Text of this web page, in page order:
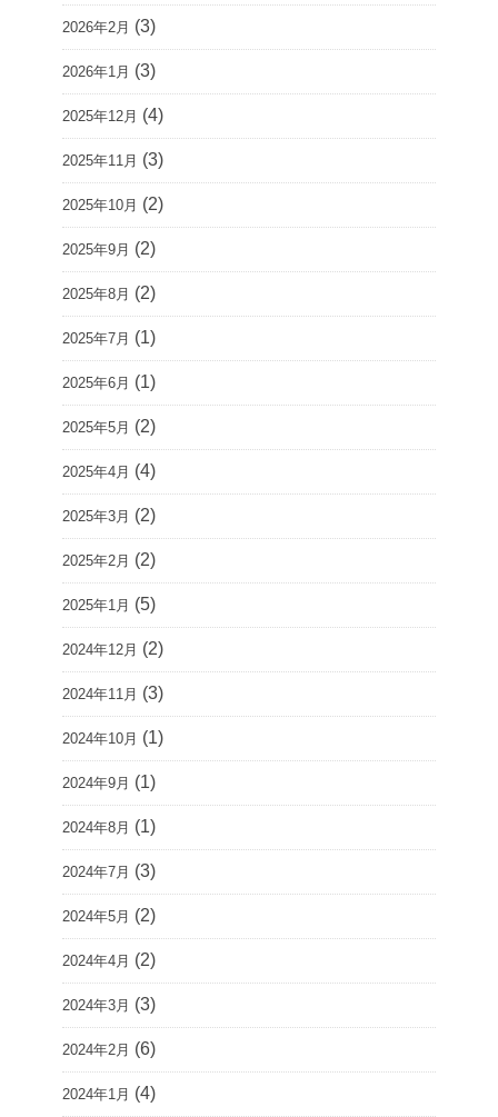
2026年2月 (3)
2026年1月 (3)
2025年12月 (4)
2025年11月 (3)
2025年10月 (2)
2025年9月 (2)
2025年8月 (2)
2025年7月 (1)
2025年6月 (1)
2025年5月 (2)
2025年4月 (4)
2025年3月 (2)
2025年2月 (2)
2025年1月 (5)
2024年12月 (2)
2024年11月 (3)
2024年10月 (1)
2024年9月 (1)
2024年8月 (1)
2024年7月 (3)
2024年5月 (2)
2024年4月 (2)
2024年3月 (3)
2024年2月 (6)
2024年1月 (4)